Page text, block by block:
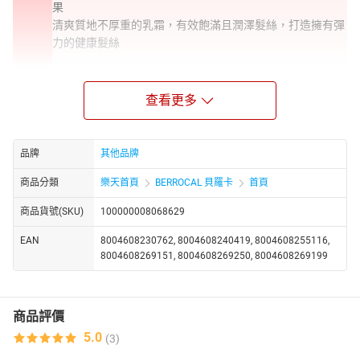
沙龍教
果
清爽質地不厚重的乳霜，有效飽滿且潤澤髮絲，打造擁有彈
力的健康髮絲
針對所有頭皮與髮質專用的大眾潤髮霜
甦活益生調理霜
針對頭皮老化、敏感頭皮、細軟髮質專用
能溫和滋潤與滋養頭皮和秀髮，並有效潤澤髮絲，使頭髮柔
亮健康，不使髮根扁塌
◎滋養奇蹟輕髮膜
適用於一般與細軟髮適用專用
滋養保濕，使用後髮私觸感柔軟並富光光澤感
◎滋養奇蹟強化髮膜
粗硬髮適用
查看更多
品牌 其他品牌
商品分類 樂天首頁 BERROCAL 貝羅卡 首頁
商品貨號(SKU) 100000008068629
EAN
8004608230762, 8004608240419, 8004608255116,
8004608269151, 8004608269250, 8004608269199
商品評價
5.0 (3)